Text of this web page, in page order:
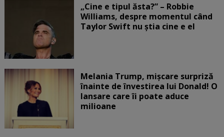
„Cine e tipul ăsta?” – Robbie
Williams, despre momentul când
Taylor Swift nu știa cine e el
Melania Trump, mișcare surpriză
înainte de învestirea lui Donald! O
lansare care îi poate aduce
milioane